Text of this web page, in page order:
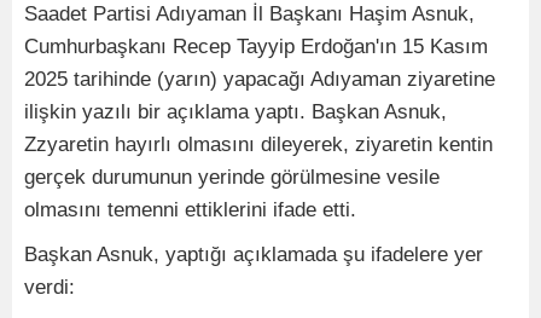
Saadet Partisi Adıyaman İl Başkanı Haşim Asnuk,
Cumhurbaşkanı Recep Tayyip Erdoğan'ın 15 Kasım
2025 tarihinde (yarın) yapacağı Adıyaman ziyaretine
ilişkin yazılı bir açıklama yaptı. Başkan Asnuk,
Zzyaretin hayırlı olmasını dileyerek, ziyaretin kentin
gerçek durumunun yerinde görülmesine vesile
olmasını temenni ettiklerini ifade etti.
Başkan Asnuk, yaptığı açıklamada şu ifadelere yer
verdi: